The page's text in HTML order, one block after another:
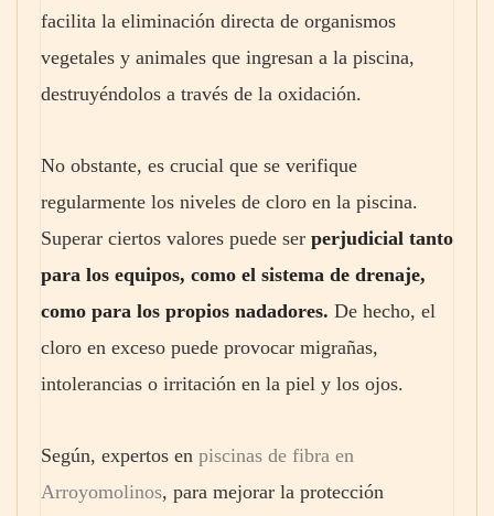
facilita la eliminación directa de organismos
vegetales y animales que ingresan a la piscina,
destruyéndolos a través de la oxidación.
No obstante, es crucial que se verifique
regularmente los niveles de cloro en la piscina.
Superar ciertos valores puede ser perjudicial tanto
para los equipos, como el sistema de drenaje,
como para los propios nadadores. De hecho, el
cloro en exceso puede provocar migrañas,
intolerancias o irritación en la piel y los ojos.
Según, expertos en piscinas de fibra en
Arroyomolinos, para mejorar la protección